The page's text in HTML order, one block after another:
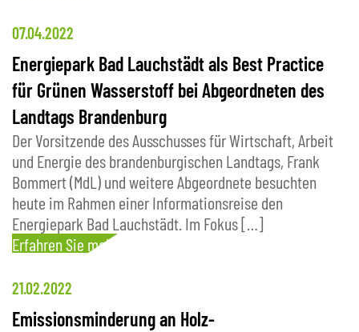
07.04.2022
Energiepark Bad Lauchstädt als Best Practice
für Grünen Wasserstoff bei Abgeordneten des
Landtags Brandenburg
Der Vorsitzende des Ausschusses für Wirtschaft, Arbeit
und Energie des brandenburgischen Landtags, Frank
Bommert (MdL) und weitere Abgeordnete besuchten
heute im Rahmen einer Informationsreise den
Energiepark Bad Lauchstädt. Im Fokus […]
Erfahren Sie mehr
21.02.2022
Emissionsminderung an Holz-